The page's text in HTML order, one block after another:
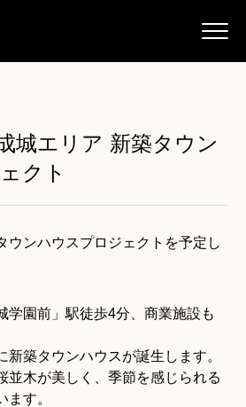
城エリア 新築タウン
クト
ウンハウスプロジェクトを予定し
学園前」駅徒歩4分、商業施設も
新築タウンハウスが誕生します。
並木が美しく、季節を感じられる
す。